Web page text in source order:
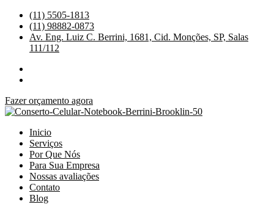
para
conteúdo
(11) 5505-1813
(11) 98882-0873
Av. Eng. Luiz C. Berrini, 1681, Cid. Monções, SP, Salas
111/112
Fazer orçamento agora
Inicio
Serviços
Por Que Nós
Para Sua Empresa
Nossas avaliações
Contato
Blog